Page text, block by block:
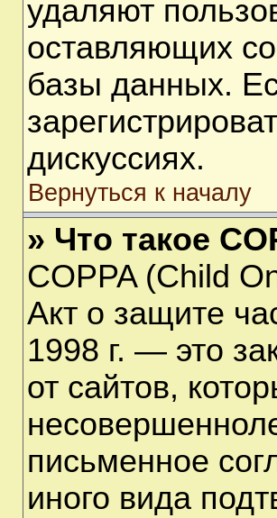
удаляют
оставляющих
базы данных.
дискуссиях.
Вернуться к началу
» Что такое
COPPA (Child
Акт о защите
1998 г. — это
от сайтов,
письменное
иного вида